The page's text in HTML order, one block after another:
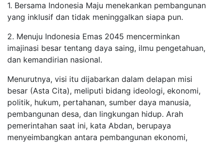
1. Bersama Indonesia Maju menekankan pembangunan
yang inklusif dan tidak meninggalkan siapa pun.
2. Menuju Indonesia Emas 2045 mencerminkan
imajinasi besar tentang daya saing, ilmu pengetahuan,
dan kemandirian nasional.
Menurutnya, visi itu dijabarkan dalam delapan misi
besar (Asta Cita), meliputi bidang ideologi, ekonomi,
politik, hukum, pertahanan, sumber daya manusia,
pembangunan desa, dan lingkungan hidup. Arah
pemerintahan saat ini, kata Abdan, berupaya
menyeimbangkan antara pembangunan ekonomi,